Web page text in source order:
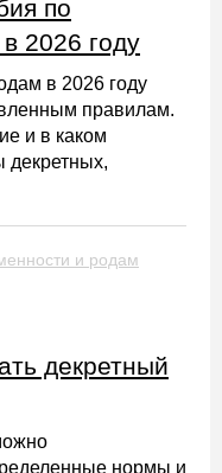
по
2026 году
в 2026 году
правилам.
и в каком
декретных,
и родам
декретный
нормы и